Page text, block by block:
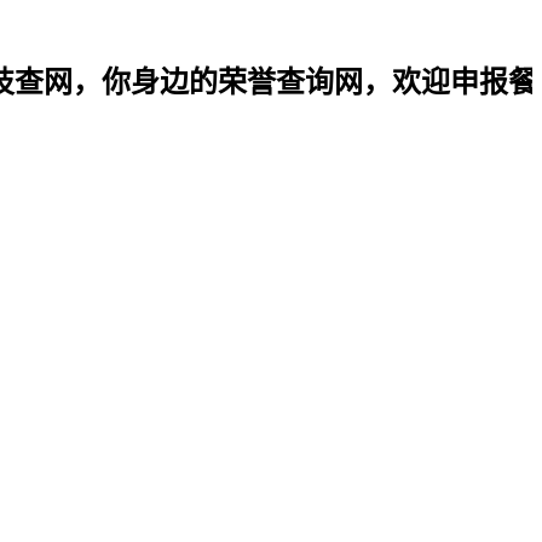
身边的荣誉查询网，欢迎申报餐饮名